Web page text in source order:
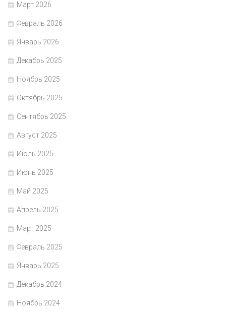
Март 2026
Февраль 2026
Январь 2026
Декабрь 2025
Ноябрь 2025
Октябрь 2025
Сентябрь 2025
Август 2025
Июль 2025
Июнь 2025
Май 2025
Апрель 2025
Март 2025
Февраль 2025
Январь 2025
Декабрь 2024
Ноябрь 2024